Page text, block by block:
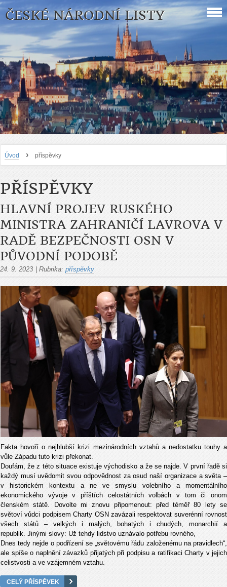
ČESKÉ NÁRODNÍ LISTY
Úvod › příspěvky
PŘÍSPĚVKY
HLAVNÍ PROJEV RUSKÉHO
MINISTRA ZAHRANIČÍ LAVROVA V
RADĚ BEZPEČNOSTI OSN V
PŮVODNÍ PODOBĚ
24. 9. 2023 Rubrika: příspěvky
Fakta hovoří o nejhlubší krizi mezinárodních vztahů a nedostatku touhy a
vůle Západu tuto krizi překonat.
Doufám, že z této situace existuje východisko a že se najde. V první řadě si
každý musí uvědomit svou odpovědnost za osud naší organizace a světa –
v historickém kontextu a ne ve smyslu volebního a momentálního
ekonomického vývoje v příštích celostátních volbách v tom či onom
členském státě. Dovolte mi znovu připomenout: před téměř 80 lety se
světoví vůdci podpisem Charty OSN zavázali respektovat suverénní rovnost
všech států – velkých i malých, bohatých i chudých, monarchií a
republik. Jinými slovy: Už tehdy lidstvo uznávalo potřebu rovného,
Dnes tedy nejde o podřízení se „světovému řádu založenému na pravidlech“,
ale spíše o naplnění závazků přijatých při podpisu a ratifikaci Charty v jejich
celistvosti a ve vzájemném vztahu.
CELÝ PŘÍSPĚVEK